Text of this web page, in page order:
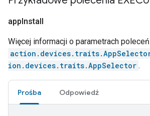
appInstall
Więcej informacji o parametrach
ion.devices.traits.AppSelector .
Prośba Odpowiedź